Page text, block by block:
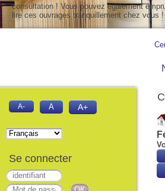
consultation ! Vous pouvez également
lire ces ouvrages tranquillement chez vous !
A- A A+
Se connecter